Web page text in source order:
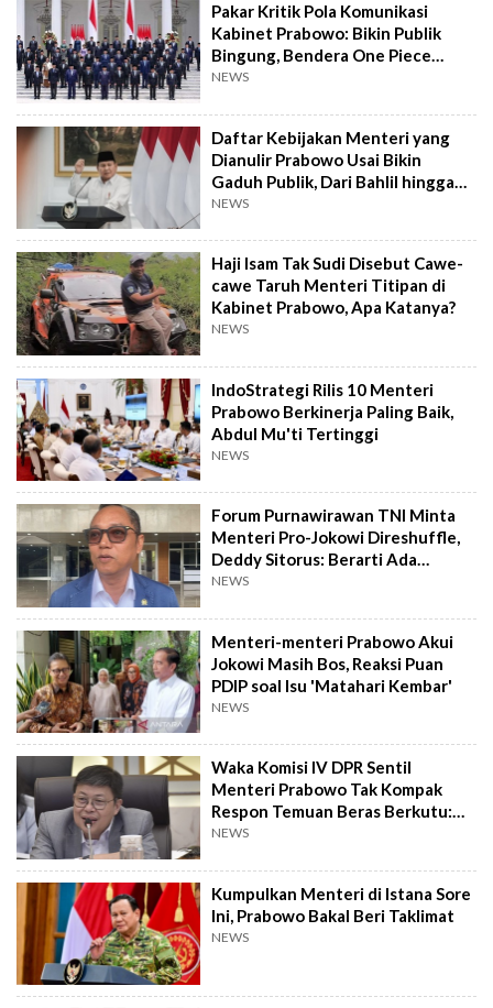
Pakar Kritik Pola Komunikasi
Kabinet Prabowo: Bikin Publik
Bingung, Bendera One Piece
Contohnya
NEWS
Daftar Kebijakan Menteri yang
Dianulir Prabowo Usai Bikin
Gaduh Publik, Dari Bahlil hingga
Tito
NEWS
Haji Isam Tak Sudi Disebut Cawe-
cawe Taruh Menteri Titipan di
Kabinet Prabowo, Apa Katanya?
NEWS
IndoStrategi Rilis 10 Menteri
Prabowo Berkinerja Paling Baik,
Abdul Mu'ti Tertinggi
NEWS
Forum Purnawirawan TNI Minta
Menteri Pro-Jokowi Direshuffle,
Deddy Sitorus: Berarti Ada
Masalah
NEWS
Menteri-menteri Prabowo Akui
Jokowi Masih Bos, Reaksi Puan
PDIP soal Isu 'Matahari Kembar'
NEWS
Waka Komisi IV DPR Sentil
Menteri Prabowo Tak Kompak
Respon Temuan Beras Berkutu:
Koordinasi Mahal!
NEWS
Kumpulkan Menteri di Istana Sore
Ini, Prabowo Bakal Beri Taklimat
NEWS